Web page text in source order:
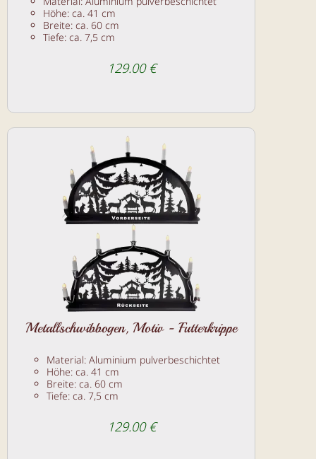
Höhe: ca. 41 cm
Breite: ca. 60 cm
Tiefe: ca. 7,5 cm
129.00 €
Metallschwibbogen, Motiv - Futterkrippe
Material: Aluminium pulverbeschichtet
Höhe: ca. 41 cm
Breite: ca. 60 cm
Tiefe: ca. 7,5 cm
129.00 €